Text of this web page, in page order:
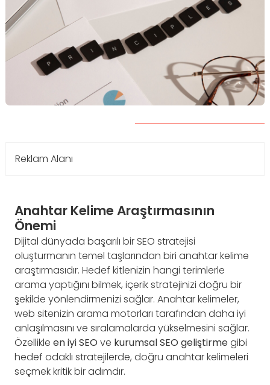
Reklam Alanı
Anahtar Kelime Araştırmasının
Önemi
Dijital dünyada başarılı bir SEO stratejisi
oluşturmanın temel taşlarından biri anahtar kelime
araştırmasıdır. Hedef kitlenizin hangi terimlerle
arama yaptığını bilmek, içerik stratejinizi doğru bir
şekilde yönlendirmenizi sağlar. Anahtar kelimeler,
web sitenizin arama motorları tarafından daha iyi
anlaşılmasını ve sıralamalarda yükselmesini sağlar.
Özellikle en iyi SEO ve kurumsal SEO geliştirmegibi
hedef odaklı stratejilerde, doğru anahtar kelimeleri
seçmek kritik bir adımdır.